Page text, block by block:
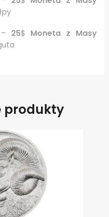
25$ Moneta z Masy
produkty